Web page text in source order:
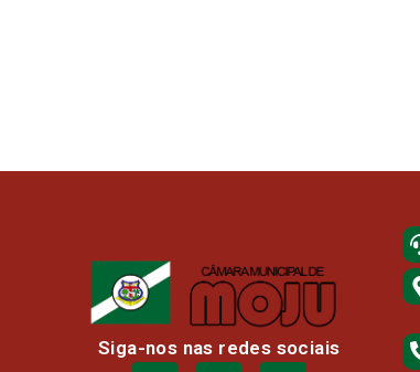
Siga-nos nas redes sociais